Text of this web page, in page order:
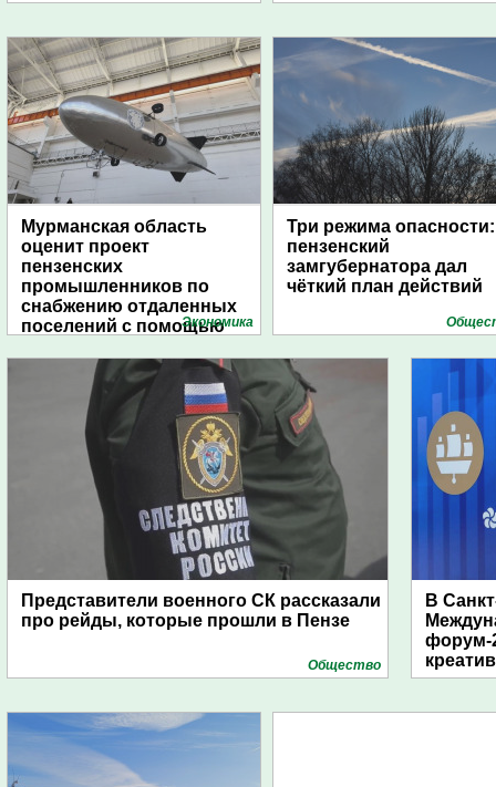
Мурманская область
оценит проект
пензенских
промышленников по
снабжению отдаленных
поселений с помощью
Экономика
Три режима опасности:
пензенский
замгубернатора дал
чёткий план действий
Представители военного СК рассказали
про рейды, которые прошли в Пензе
Общество
В
форум-